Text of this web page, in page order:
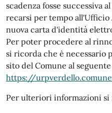
scadenza fosse successiva
recarsi per tempo
nuova carta d'identità
Per poter procedere al
si ricorda che è necessario
sito del Comune al
https://
Per ulteriori informazioni si